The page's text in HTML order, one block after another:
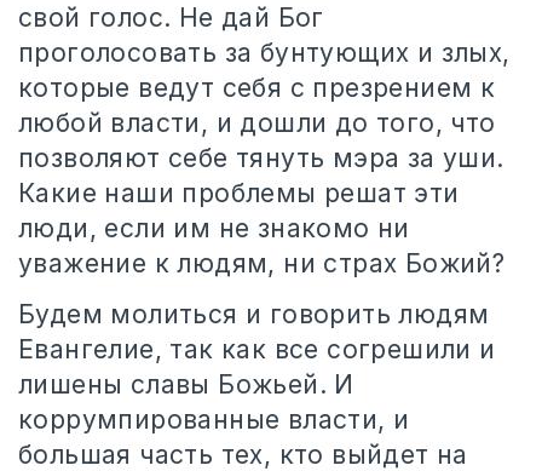
свой голос. Не дай Бог
проголосовать за бунтующих и злых,
которые ведут себя с презрением к
любой власти, и дошли до того, что
позволяют себе тянуть мэра за уши.
Какие наши проблемы решат эти
люди, если им не знакомо ни
уважение к людям, ни страх Божий?
Будем молиться и говорить людям
Евангелие, так как все согрешили и
лишены славы Божьей. И
коррумпированные власти, и
большая часть тех, кто выйдет на